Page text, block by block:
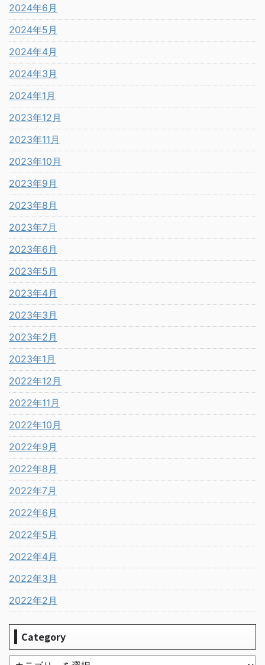
2024年6月
2024年5月
2024年4月
2024年3月
2024年1月
2023年12月
2023年11月
2023年10月
2023年9月
2023年8月
2023年7月
2023年6月
2023年5月
2023年4月
2023年3月
2023年2月
2023年1月
2022年12月
2022年11月
2022年10月
2022年9月
2022年8月
2022年7月
2022年6月
2022年5月
2022年4月
2022年3月
2022年2月
Category